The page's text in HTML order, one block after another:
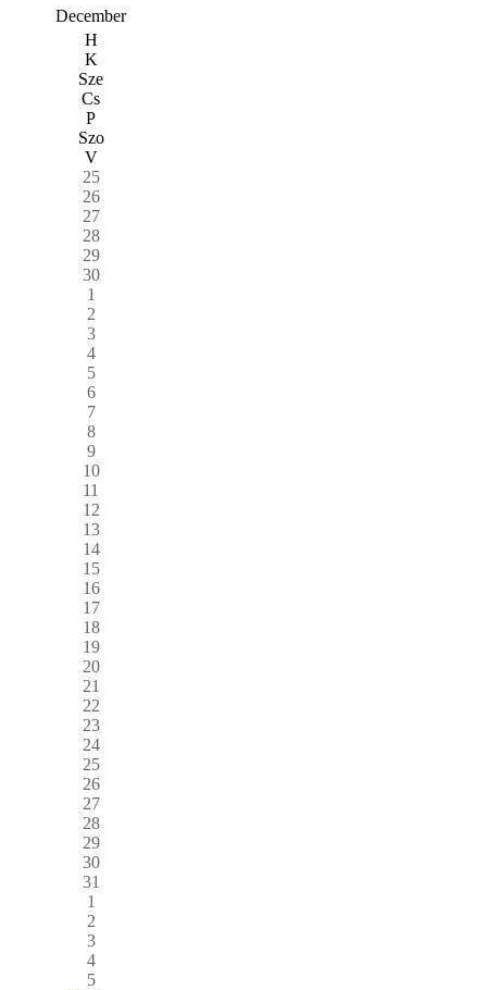
December
H
K
Sze
Cs
P
Szo
V
25
26
27
28
29
30
1
2
3
4
5
6
7
8
9
10
11
12
13
14
15
16
17
18
19
20
21
22
23
24
25
26
27
28
29
30
31
1
2
3
4
5